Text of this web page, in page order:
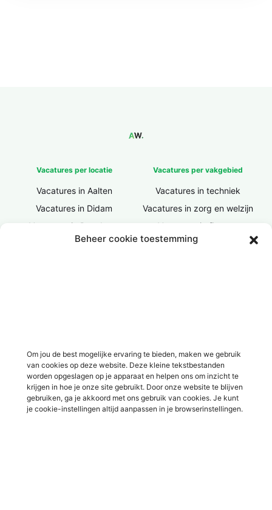
Beheer cookie toestemming
Om jou de best mogelijke ervaring te bieden, maken we gebruik
van cookies op deze website. Deze kleine tekstbestanden
worden opgeslagen op je apparaat en helpen ons om inzicht te
krijgen in hoe je onze site gebruikt. Door onze website te blijven
gebruiken, ga je akkoord met ons gebruik van cookies. Je kunt
je cookie-instellingen altijd aanpassen in je browserinstellingen.
Vacatures per locatie
Vacatures in Aalten
Vacatures in Didam
Vacatures in Doesburg
Vacatures in Doetinchem
Vacatures in Varsseveld
Vacatures in Winterswijk
Vacatures in Zelhem
Vacatures in Zutphen
Vacatures per vakgebied
Vacatures in techniek
Vacatures in zorg en welzijn
Vacatures in finance
Vacatures in ICT / IT